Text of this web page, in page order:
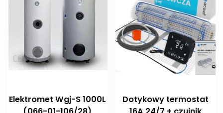
Elektromet Wgj-S 1000L
Dotykowy termostat